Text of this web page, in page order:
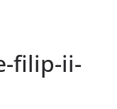
filip-ii-